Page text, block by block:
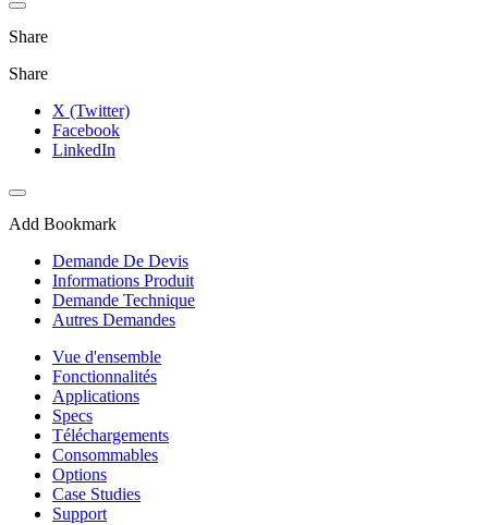
Share
Share
X (Twitter)
Facebook
LinkedIn
Add Bookmark
Demande De Devis
Informations Produit
Demande Technique
Autres Demandes
Vue d'ensemble
Fonctionnalités
Applications
Specs
Téléchargements
Consommables
Options
Case Studies
Support